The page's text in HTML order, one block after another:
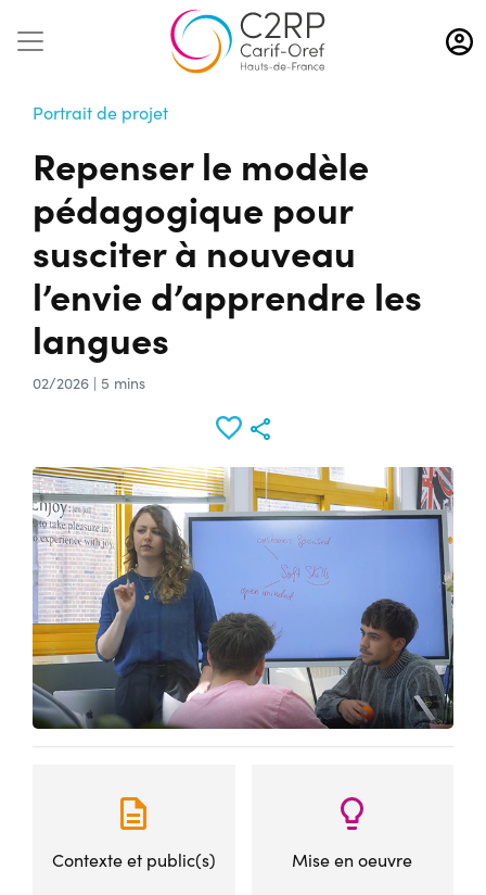
Aller
au
contenu
Portrait de projet
Repenser le modèle
pédagogique pour
susciter à nouveau
l’envie d’apprendre les
langues
02/2026 | 5 mins
Contexte et public(s) Mise en oeuvre